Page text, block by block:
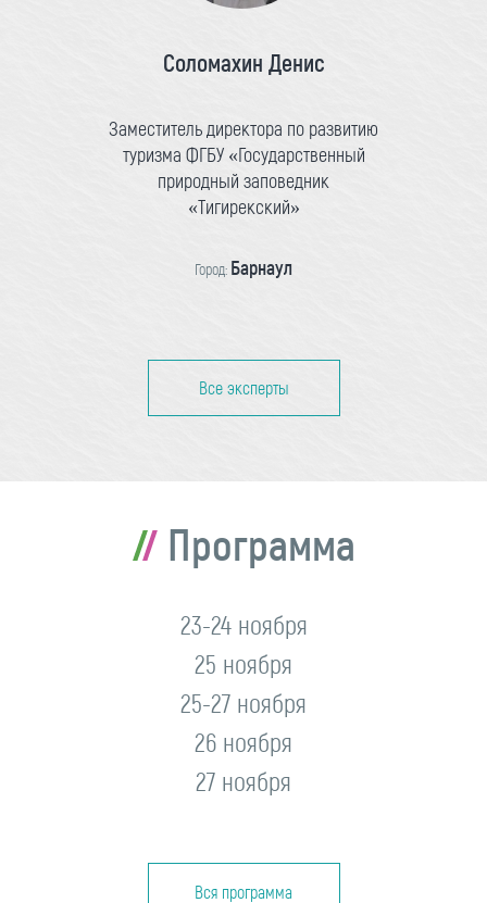
Соломахин Денис
Заместитель директора по развитию
туризма ФГБУ «Государственный
природный заповедник
«Тигирекский»
Город: Барнаул
Все эксперты
Программа
23-24 ноября
25 ноября
25-27 ноября
26 ноября
27 ноября
Вся программа